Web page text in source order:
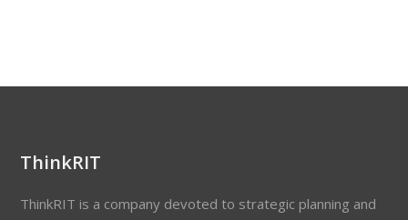
ThinkRIT
ThinkRIT is a company devoted to strategic planning and